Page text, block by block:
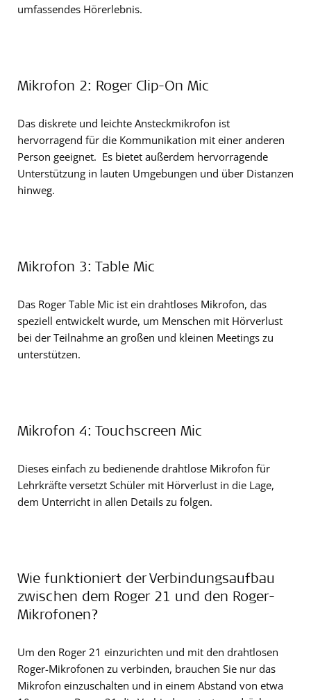
umfassendes Hörerlebnis.
Mikrofon 2: Roger Clip-On Mic
Das diskrete und leichte Ansteckmikrofon ist
hervorragend für die Kommunikation mit einer anderen
Person geeignet. Es bietet außerdem hervorragende
Unterstützung in lauten Umgebungen und über Distanzen
hinweg.
Mikrofon 3: Table Mic
Das Roger Table Mic ist ein drahtloses Mikrofon, das
speziell entwickelt wurde, um Menschen mit Hörverlust
bei der Teilnahme an großen und kleinen Meetings zu
unterstützen.
Mikrofon 4: Touchscreen Mic
Dieses einfach zu bedienende drahtlose Mikrofon für
Lehrkräfte versetzt Schüler mit Hörverlust in die Lage,
dem Unterricht in allen Details zu folgen.
Wie funktioniert der Verbindungsaufbau
zwischen dem Roger 21 und den Roger-
Mikrofonen?
Um den Roger 21 einzurichten und mit den drahtlosen
Roger-Mikrofonen zu verbinden, brauchen Sie nur das
Mikrofon einzuschalten und in einem Abstand von etwa